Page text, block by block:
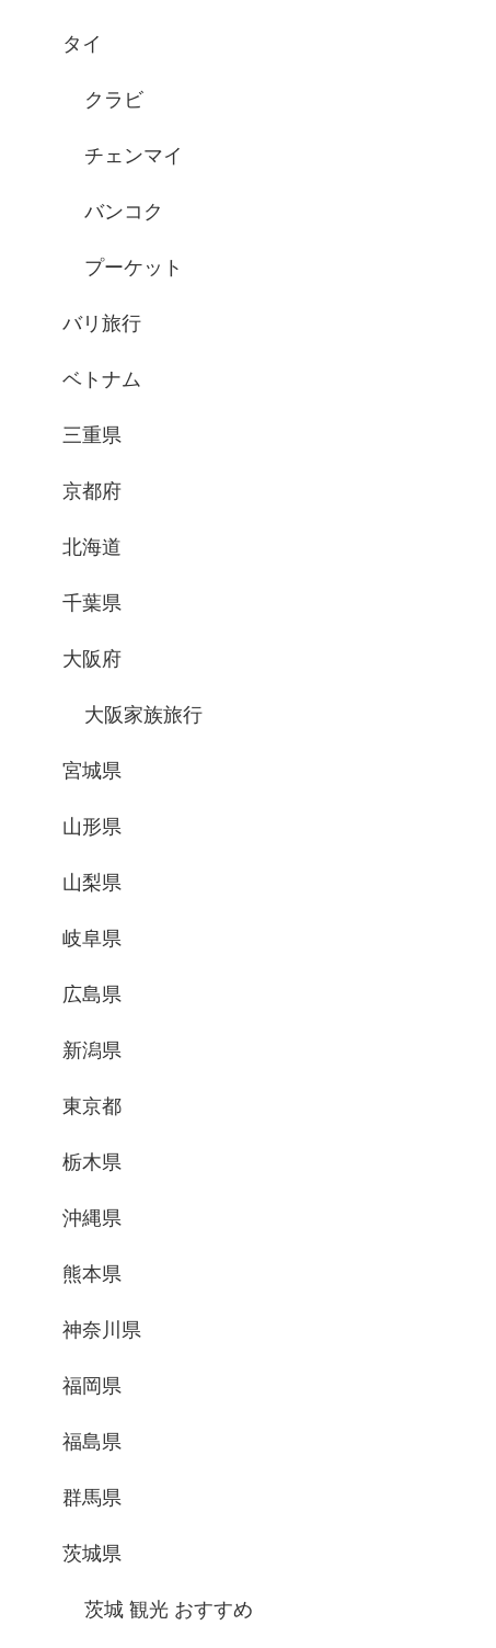
タイ
クラビ
チェンマイ
バンコク
プーケット
バリ旅行
ベトナム
三重県
京都府
北海道
千葉県
大阪府
大阪家族旅行
宮城県
山形県
山梨県
岐阜県
広島県
新潟県
東京都
栃木県
沖縄県
熊本県
神奈川県
福岡県
福島県
群馬県
茨城県
茨城 観光 おすすめ